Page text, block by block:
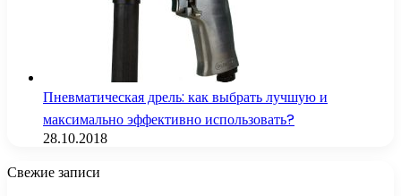
Пневматическая дрель: как выбрать лучшую и
максимально эффективно использовать?
28.10.2018
Свежие записи